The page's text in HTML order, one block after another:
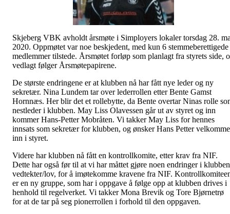
Skjeberg VBK avholdt årsmøte i Simployers lokaler torsdag 28.
2020. Oppmøtet var noe beskjedent, med kun 6 stemmeberettigede
medlemmer tilstede. Årsmøtet forløp som planlagt fra styrets side,
vedlagt følger Årsmøtepapirene.
De største endringene er at klubben nå har fått nye leder og ny
sekretær. Nina Lundem tar over lederrollen etter Bente Gamst
Hornnæs. Her blir det et rollebytte, da Bente overtar Ninas rolle
nestleder i klubben. May Liss Olavessen går ut av styret og inn
kommer Hans-Petter Mobråten. Vi takker May Liss for hennes
innsats som sekretær for klubben, og ønsker Hans Petter
inn i styret.
Videre har klubben nå fått en kontrollkomite, etter krav fra NIF.
Dette har også før til at vi har måttet gjøre noen endringer i
vedtekter/lov, for å imøtekomme kravene fra NIF.
er en ny gruppe, som har i oppgave å følge opp at klubben drives i
henhold til regelverket. Vi takker Mona Brevik og Tore Bjørnetrø
for at de tar på seg pionerrollen i forhold til den oppgaven.